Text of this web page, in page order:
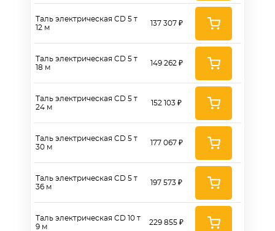
Таль электрическая CD 5 т
12 м
Таль электрическая CD 5 т
18 м
Таль электрическая CD 5 т
24 м
Таль электрическая CD 5 т
30 м
Таль электрическая CD 5 т
36 м
Таль электрическая CD 10 т
9 м
137 307 ₽
149 262 ₽
152 103 ₽
177 067 ₽
197 573 ₽
229 855 ₽